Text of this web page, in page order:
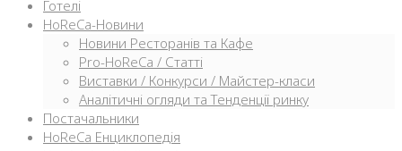
Готелі
HoReCa-Новини
Новини Ресторанів та Кафе
Pro-HoReCa / Статті
Виставки / Конкурси / Майстер-класи
Аналітичні огляди та Тенденції ринку
Постачальники
HoReCa Енциклопедія